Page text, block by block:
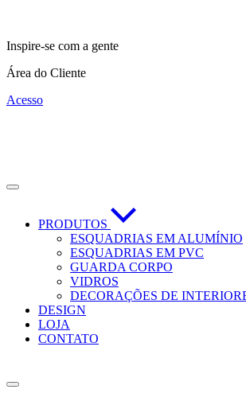
Inspire-se com a gente
Área do Cliente
Acesso
PRODUTOS
ESQUADRIAS EM ALUMÍNIO
ESQUADRIAS EM PVC
GUARDA CORPO
VIDROS
DECORAÇÕES DE
DESIGN
LOJA
CONTATO